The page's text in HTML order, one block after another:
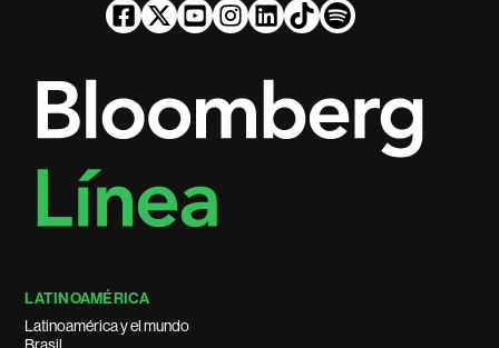
LATINOAMÉRICA
Latinoamérica y el mundo